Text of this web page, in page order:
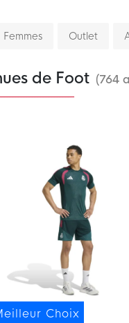
Femmes Outlet
de Foot (764
Choix